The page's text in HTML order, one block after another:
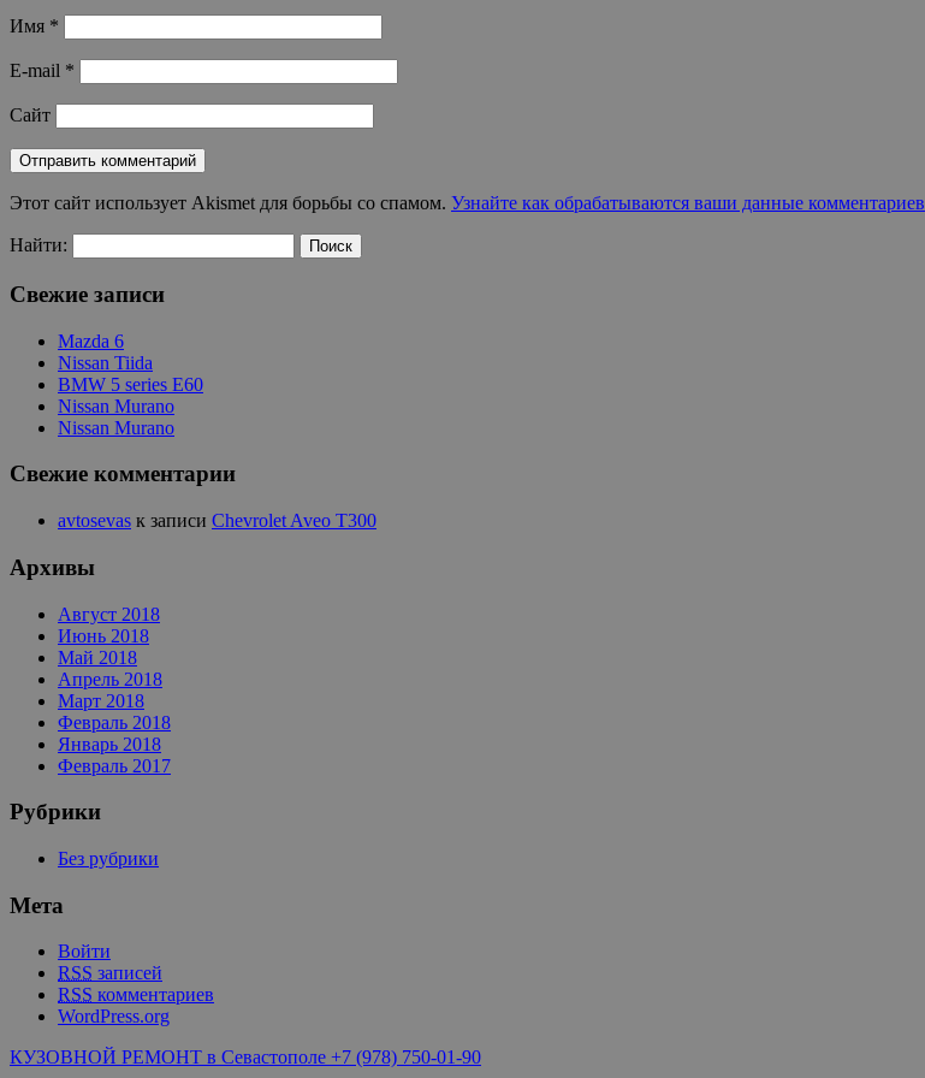
Имя *
E-mail *
Сайт
Этот сайт использует Akismet для борьбы со спамом. Узнайте как обрабатываются ваши данные комментариев
Найти:
Свежие записи
Mazda 6
Nissan Tiida
BMW 5 series E60
Nissan Murano
Nissan Murano
Свежие комментарии
avtosevas к записи Chevrolet Aveo T300
Архивы
Август 2018
Июнь 2018
Май 2018
Апрель 2018
Март 2018
Февраль 2018
Январь 2018
Февраль 2017
Рубрики
Без рубрики
Мета
Войти
RSS записей
RSS комментариев
WordPress.org
КУЗОВНОЙ РЕМОНТ в Севастополе +7 (978) 750-01-90